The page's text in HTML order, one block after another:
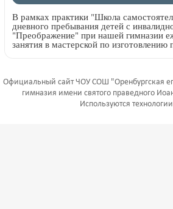
В рамках практики "Школа
дневного пребывания детей с
"Преображение" при нашей гимназии
занятия в мастерской по изготовлению
уникальная возможность для развития
социализации.
Официальный сайт ЧОУ СОШ "Оренбургская
гимназия имени святого праведного
Используются технологии